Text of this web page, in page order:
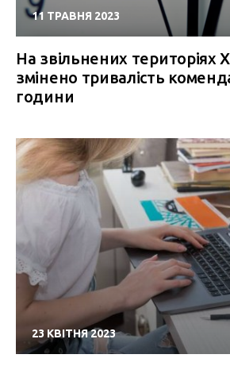
11 ТРАВНЯ 2023
На звільнених територіях
змінено тривалість
години
23 КВІТНЯ 2023